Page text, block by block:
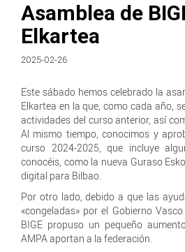
Asamblea de
Elkartea
2025-02-26
Este sábado hemos celebrado la
Elkartea en la que, como cada año,
actividades del curso anterior, así
Al mismo tiempo, conocimos y
curso 2024-2025, que incluye
conocéis, como la nueva Guraso
digital para Bilbao.
Por otro lado, debido a que las
«congeladas» por el Gobierno
BIGE propuso un pequeño
AMPA aportan a la federación.